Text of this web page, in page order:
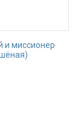
и миссионер